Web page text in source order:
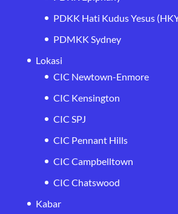
PDKK Hati Kudus Yesus
PDMKK Sydney
Lokasi
CIC Newtown-Enmore
CIC Kensington
CIC SPJ
CIC Pennant Hills
CIC Campbelltown
CIC Chatswood
Kabar